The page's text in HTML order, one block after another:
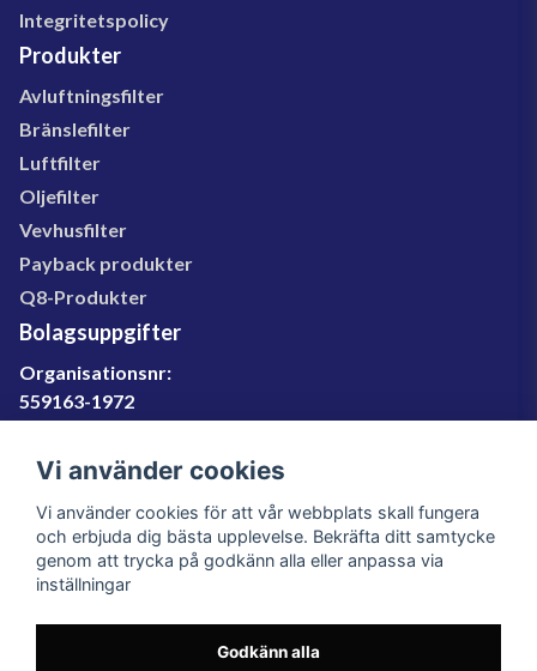
Integritetspolicy
Produkter
Avluftningsfilter
Bränslefilter
Luftfilter
Oljefilter
Vevhusfilter
Payback produkter
Q8-Produkter
Bolagsuppgifter
Organisationsnr:
559163-1972
SE559163197201
060-566 800
info@filter.se
Vi använder cookies
Vi använder cookies för att vår webbplats skall fungera
och erbjuda dig bästa upplevelse. Bekräfta ditt samtycke
genom att trycka på godkänn alla eller anpassa via
inställningar
Godkänn alla